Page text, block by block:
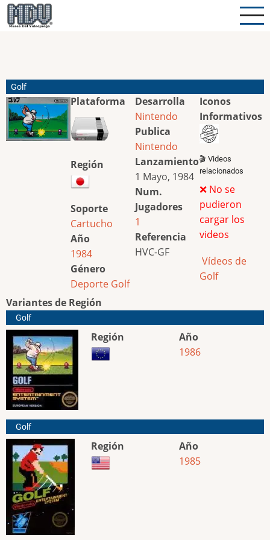
Pasar
al
Golf
Plataforma
Región
Soporte
Cartucho
Año
1984
Género
Deporte Golf
Desarrolla
Nintendo
Publica
Nintendo
Lanzamiento
1 Mayo, 1984
Num.
Jugadores
1
Referencia
HVC-GF
Iconos
Informativos
🎬 Videos
relacionados
❌ No se
pudieron
cargar los
videos
Vídeos de
Golf
Variantes de Región
Golf
Región
Año
1986
Golf
Región
Año
1985